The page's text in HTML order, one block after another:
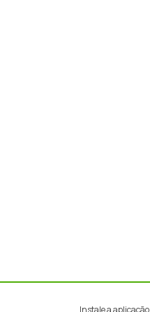
Instale a aplicação